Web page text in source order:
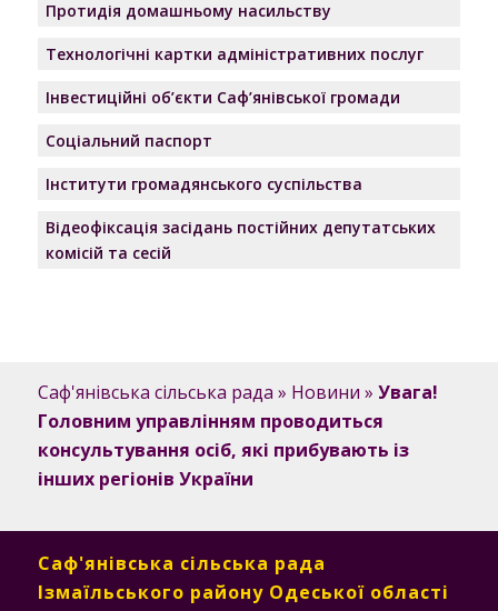
Протидія домашньому насильству
Технологічні картки адміністративних послуг
Інвестиційні об’єкти Саф’янівської громади
Соціальний паспорт
Інститути громадянського суспільства
Відеофіксація засідань постійних депутатських
комісій та сесій
Саф'янівська сільська рада » Новини » Увага!
Головним управлінням проводиться
консультування осіб, які прибувають із
інших регіонів України
Саф'янівська сільська рада
Ізмаїльського району Одеської області